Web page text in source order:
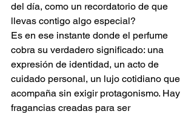
del día, como un recordatorio de que
llevas contigo algo especial?
Es en ese instante donde el perfume
cobra su verdadero significado: una
expresión de identidad, un acto de
cuidado personal, un lujo cotidiano que
acompaña sin exigir protagonismo. Hay
fragancias creadas para ser